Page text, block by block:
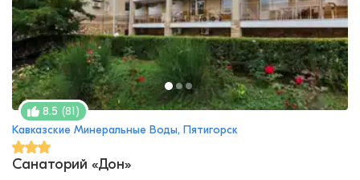
8.5 (81)
Кавказские Минеральные Воды, Пятигорск
Санаторий «Дон»